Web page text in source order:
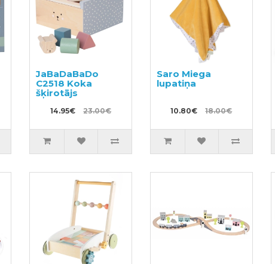
JaBaDaBaDo
C2518 Koka
šķirotājs
14.95€ 23.00€
Saro Miega
lupatiņa
10.80€ 18.00€